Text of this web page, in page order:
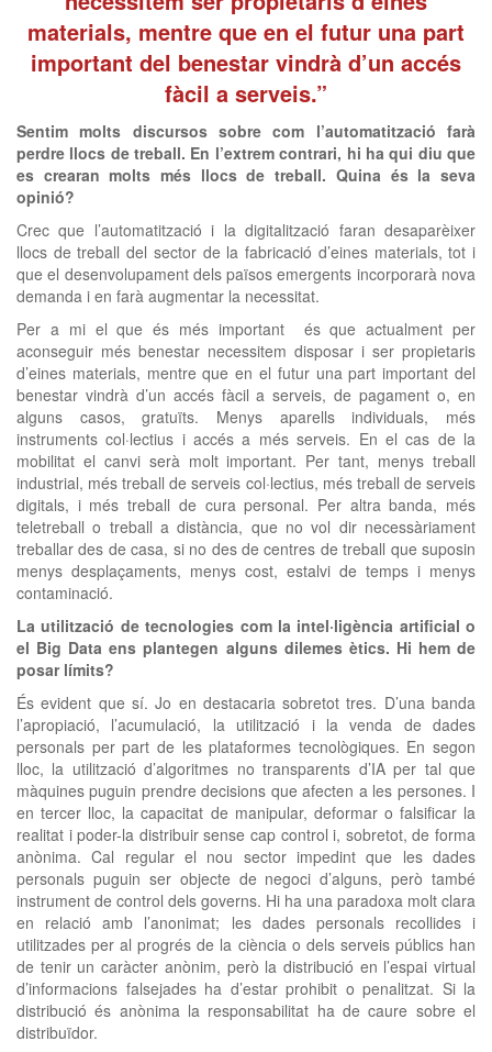
materials, mentre que en el futur una part
important del benestar vindrà d’un accés
fàcil a serveis.”
Sentim molts discursos sobre com l’automatització farà
perdre llocs de treball. En l’extrem contrari, hi ha qui diu que
es crearan molts més llocs de treball. Quina és la seva
opinió?
Crec que l’automatització i la digitalització faran desaparèixer
llocs de treball del sector de la fabricació d’eines materials, tot i
que el desenvolupament dels països emergents incorporarà nova
demanda i en farà augmentar la necessitat.
Per a mi el que és més important és que actualment per
aconseguir més benestar necessitem disposar i ser propietaris
d’eines materials, mentre que en el futur una part important del
benestar vindrà d’un accés fàcil a serveis, de pagament o, en
alguns casos, gratuïts. Menys aparells individuals, més
instruments col·lectius i accés a més serveis. En el cas de la
mobilitat el canvi serà molt important. Per tant, menys treball
industrial, més treball de serveis col·lectius, més treball de serveis
digitals, i més treball de cura personal. Per altra banda, més
teletreball o treball a distància, que no vol dir necessàriament
treballar des de casa, si no des de centres de treball que suposin
menys desplaçaments, menys cost, estalvi de temps i menys
contaminació.
La utilització de tecnologies com la intel·ligència artificial o
el Big Data ens plantegen alguns dilemes ètics. Hi hem de
posar límits?
És evident que sí. Jo en destacaria sobretot tres. D’una banda
l’apropiació, l’acumulació, la utilització i la venda de dades
personals per part de les plataformes tecnològiques. En segon
lloc, la utilització d’algoritmes no transparents d’IA per tal que
màquines puguin prendre decisions que afecten a les persones. I
en tercer lloc, la capacitat de manipular, deformar o falsificar la
realitat i poder-la distribuir sense cap control i, sobretot, de forma
anònima. Cal regular el nou sector impedint que les dades
personals puguin ser objecte de negoci d’alguns, però també
instrument de control dels governs. Hi ha una paradoxa molt clara
en relació amb l’anonimat; les dades personals recollides i
utilitzades per al progrés de la ciència o dels serveis públics han
de tenir un caràcter anònim, però la distribució en l’espai virtual
d’informacions falsejades ha d’estar prohibit o penalitzat. Si la
distribució és anònima la responsabilitat ha de caure sobre el
distribuïdor.